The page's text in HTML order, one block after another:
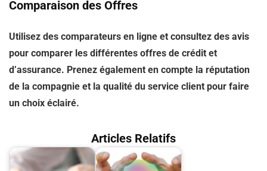
Comparaison des Offres
Utilisez des comparateurs en ligne et consultez des avis
pour comparer les différentes offres de crédit et
d’assurance. Prenez également en compte la réputation
de la compagnie et la qualité du service client pour faire
un choix éclairé.
Articles Relatifs